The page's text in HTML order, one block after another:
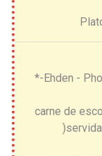
*-Ehden -
carne de